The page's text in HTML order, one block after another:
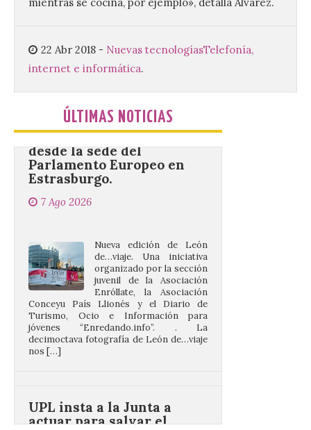
mientras se cocina, por ejemplo», detalla Álvarez.
22 Abr 2018 - Nuevas tecnologíasTelefonía,
internet e informática.
ÚLTIMAS NOTICIAS
cultura y un ambiente único. El
desde la sede del
Parlamento Europeo en
7 Ago 2026
juvenil de la Asociación
Enróllate, la Asociación
Conceyu País Llionés y el Diario de
Turismo, Ocio e Información para
jóvenes “Enredando.info”. . La
decimoctava fotografía de León de…viaje
nos […]
castillo del Asmesnal, un
BIC en estado de ruina